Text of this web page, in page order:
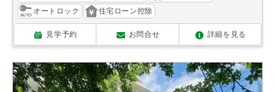
オートロック
住宅ローン控除
見学予約 お問合せ 詳細を見る